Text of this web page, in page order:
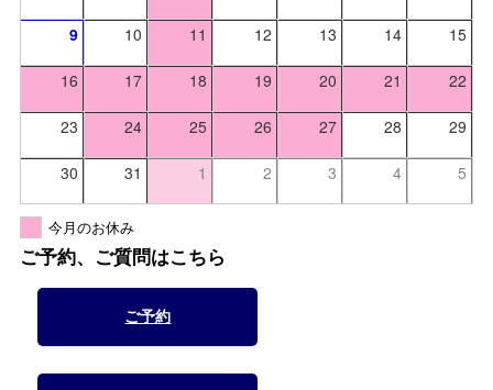
9 10 11 12 13 14 15
16 17 18 19 20 21 22
23 24 25 26 27 28 29
30 31 1 2 3 4 5
今月のお休み
ご予約、ご質問はこちら
ご予約